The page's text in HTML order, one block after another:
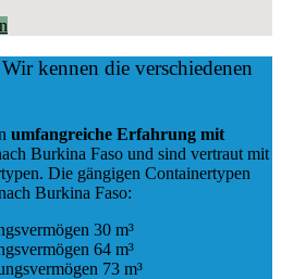
kennen die verschiedenen
umfangreiche Erfahrung mit
Burkina Faso und sind vertraut mit
Die gängigen Containertypen
Burkina Faso:
30 m³
64 m³
73 m³